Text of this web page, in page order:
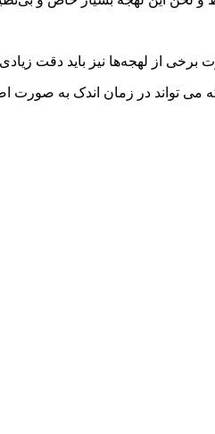
برخی از لهجه‌ها نیز باید دقت
می تواند در زمان اندک به صورت